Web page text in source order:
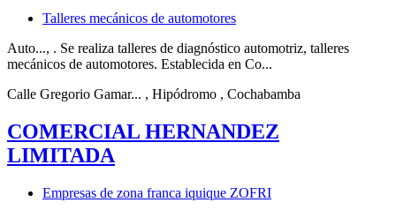
Talleres mecánicos de automotores
Auto..., . Se realiza talleres de diagnóstico automotriz, talleres
mecánicos de automotores. Establecida en Co...
Calle Gregorio Gamar... , Hipódromo , Cochabamba
COMERCIAL HERNANDEZ
LIMITADA
Empresas de zona franca iquique ZOFRI